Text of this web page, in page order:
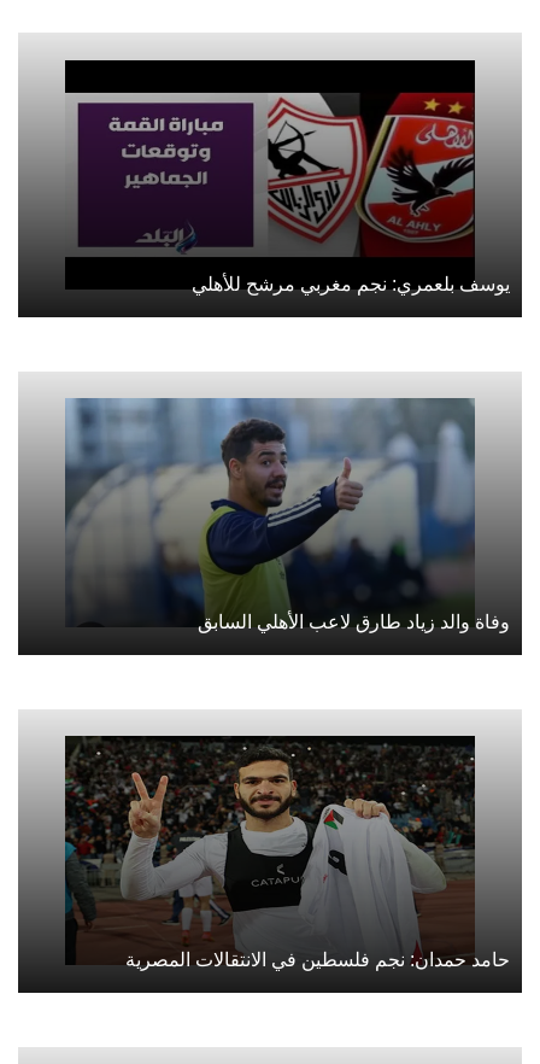
يوسف بلعمري: نجم مغربي مرشح للأهلي
وفاة والد زياد طارق لاعب الأهلي السابق
حامد حمدان: نجم فلسطين في الانتقالات المصرية